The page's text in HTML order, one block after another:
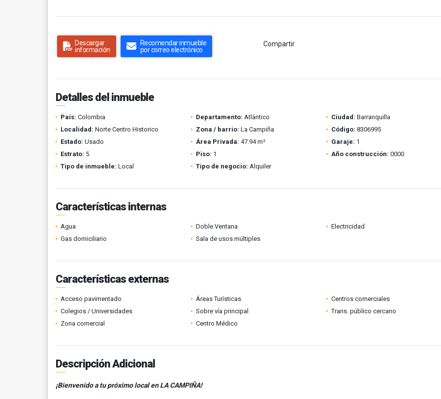
Descargar
información
Recomendar inmueble
por correo electrónico
Compartir
Detalles del inmueble
País: Colombia Departamento: Atlántico Ciudad: Barranquilla
Localidad: Norte Centro Historico Zona / barrio: La Campiña Código: 8306995
Estado: Usado Área Privada: 47.94 m² Garaje: 1
Estrato: 5 Piso: 1 Año construcción: 0000
Tipo de inmueble: Local Tipo de negocio: Alquiler
Características internas
Agua Doble Ventana
Electricidad
Gas domiciliario
Sala de usos múltiples
Características externas
Acceso pavimentado Áreas Turísticas
Centros comerciales
Colegios / Universidades
Sobre vía principal
Trans. público cercano
Zona comercial
Centro Médico
Descripción Adicional
¡Bienvenido a tu próximo local en LA CAMPIÑA!